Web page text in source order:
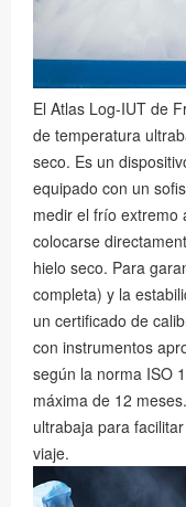
El Atlas Log-IUT de
de temperatura
seco. Es un
equipado con un
medir el frío extremo
colocarse
hielo seco. Para
completa) y la
un certificado de
con instrumentos
según la norma ISO
máxima de 12
ultrabaja para
viaje.